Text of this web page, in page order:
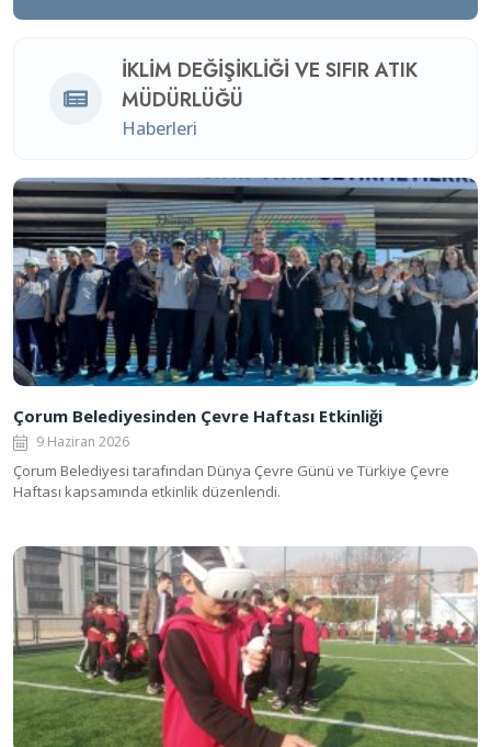
İKLIM DEĞIŞIKLIĞI VE SIFIR ATIK
MÜDÜRLÜĞÜ
Haberleri
Çorum Belediyesinden Çevre Haftası Etkinliği
9 Haziran 2026
Çorum Belediyesi tarafından Dünya Çevre Günü ve Türkiye Çevre
Haftası kapsamında etkinlik düzenlendi.